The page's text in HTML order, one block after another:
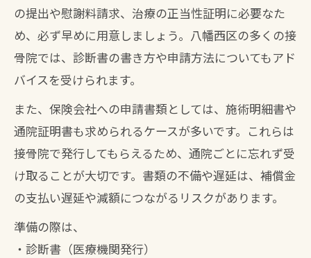
の提出や慰謝料請求、治療の正当性証明に必要なた
め、必ず早めに用意しましょう。八幡西区の多くの接
骨院では、診断書の書き方や申請方法についてもアド
バイスを受けられます。
また、保険会社への申請書類としては、施術明細書や
通院証明書も求められるケースが多いです。これらは
接骨院で発行してもらえるため、通院ごとに忘れず受
け取ることが大切です。書類の不備や遅延は、補償金
の支払い遅延や減額につながるリスクがあります。
準備の際は、
・診断書（医療機関発行）